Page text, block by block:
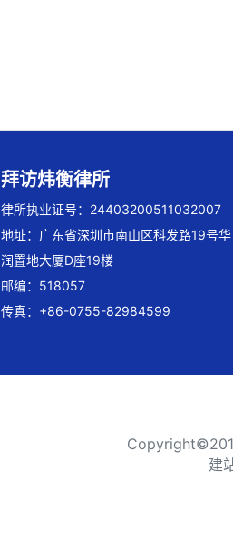
拜访炜衡律所
律所执业证号：24403200511032007
地址：广东省深圳市南山区科发路19号华
润置地大厦D座19楼
邮编：518057
传真：+86-0755-82984599
建